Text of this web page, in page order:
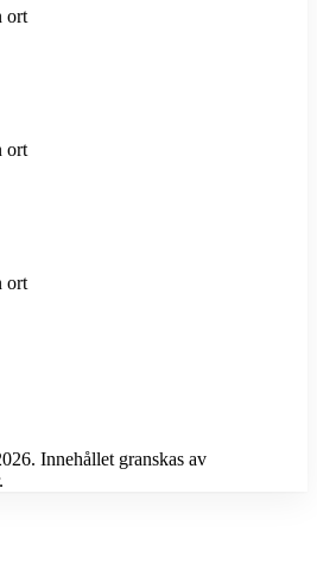
ort
ort
ort
. Innehållet granskas av